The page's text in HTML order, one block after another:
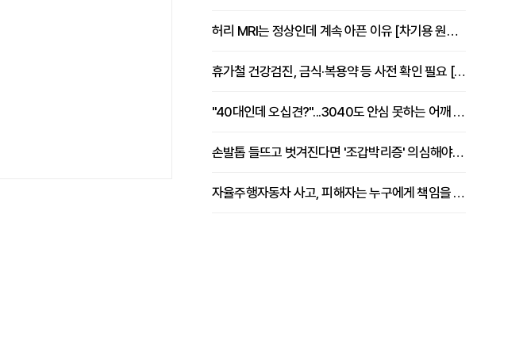
허리 MRI는 정상인데 계속 아픈 이유 [차기용 원장 칼럼]
휴가철 건강검진, 금식·복용약 등 사전 확인 필요 [정도감 원장 칼럼]
"40대인데 오십견?"...3040도 안심 못하는 어깨 유착성 관절낭염
손발톱 들뜨고 벗겨진다면 '조갑박리증' 의심해야 [김철윤 원장 칼럼]
자율주행자동차 사고, 피해자는 누구에게 책임을 물을 수 있을까